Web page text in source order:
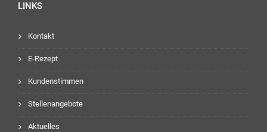
LINKS
Kontakt
E-Rezept
Kundenstimmen
Stellenangebote
Aktuelles